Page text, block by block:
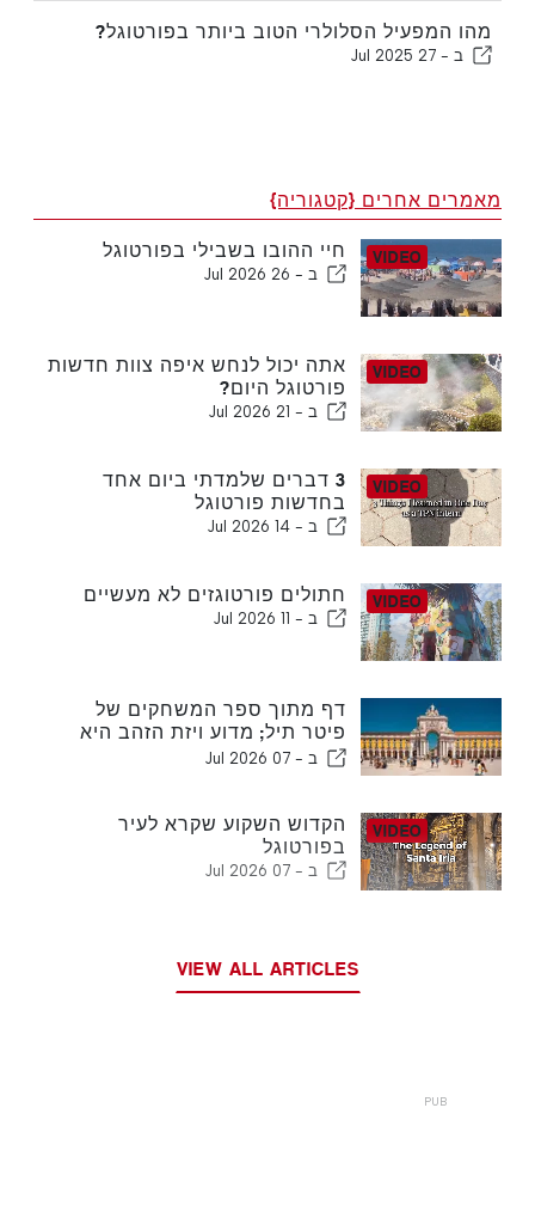
מהו המפעיל הסלולרי הטוב ביותר בפורטוגל?
ב - 27 Jul 2025
מאמרים אחרים {קטגוריה}
חיי ההובו בשבילי בפורטוגל
ב - 26 Jul 2026
אתה יכול לנחש איפה צוות חדשות
פורטוגל היום?
ב - 21 Jul 2026
3 דברים שלמדתי ביום אחד
בחדשות פורטוגל
ב - 14 Jul 2026
חתולים פורטוגזים לא מעשיים
ב - 11 Jul 2026
דף מתוך ספר המשחקים של
פיטר תיל; מדוע ויזת הזהב היא
אופציה בעלת ערך
ב - 07 Jul 2026
הקדוש השקוע שקרא לעיר
בפורטוגל
ב - 07 Jul 2026
VIEW ALL ARTICLES